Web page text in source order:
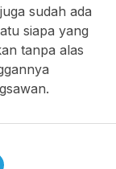
sudah ada
siapa yang
tanpa alas